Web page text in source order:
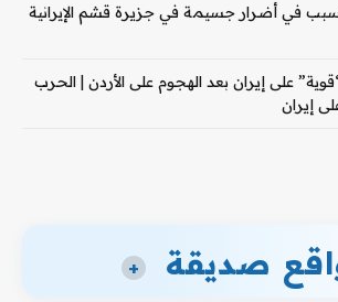
في أضرار جسيمة في جزيرة قشم الإيرانية
على إيران بعد الهجوم على الأردن | الحرب
إيران
صديقة +